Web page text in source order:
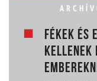
FÉKEK ÉS
KELLENEK